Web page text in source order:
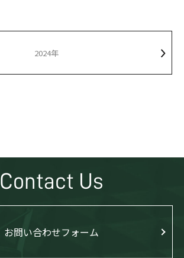
2024年
Contact Us
お問い合わせフォーム